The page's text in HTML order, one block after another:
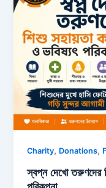
Charity, Donations,
স্বপ্ন দেখো তরুণদের